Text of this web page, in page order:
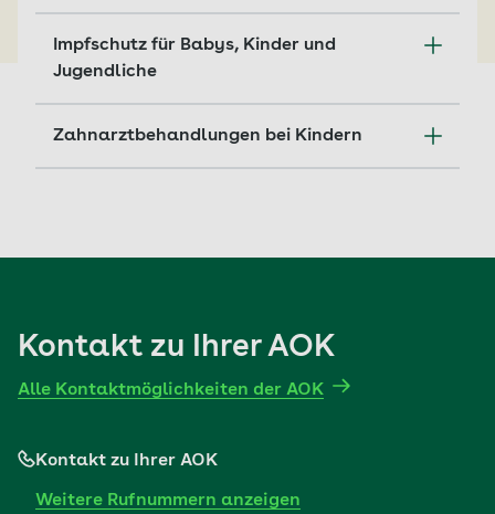
Arztbesuchen für Kinder. Die AOK übernimmt
die Kosten.
Mehr erfahren
Impfschutz für Babys, Kinder und
Jugendliche
zu den wichtigsten Terminen.
Zahnarztbehandlungen bei Kindern
Kontakt zu Ihrer AOK
Alle Kontaktmöglichkeiten der AOK
Kontakt zu Ihrer AOK
Weitere Rufnummern anzeigen